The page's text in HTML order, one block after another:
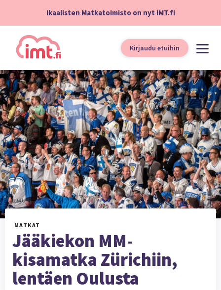
Ikaalisten Matkatoimisto on nyt IMT.fi
Kirjaudu etuihin
MATKAT
Jääkiekon MM-
kisamatka Zürichiin,
lentäen Oulusta